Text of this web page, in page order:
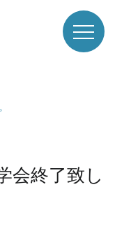
会終了致し